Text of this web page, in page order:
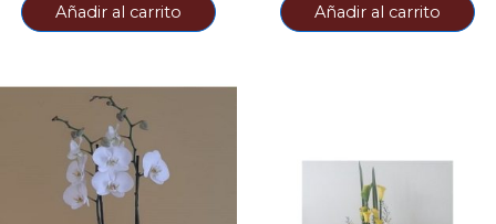
Añadir al carrito Añadir al carrito